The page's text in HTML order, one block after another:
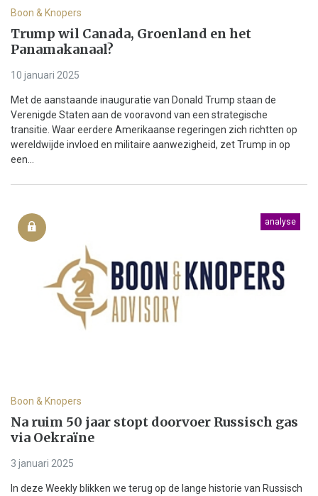
Boon & Knopers
Trump wil Canada, Groenland en het
Panamakanaal?
10 januari 2025
Met de aanstaande inauguratie van Donald Trump staan de
Verenigde Staten aan de vooravond van een strategische
transitie. Waar eerdere Amerikaanse regeringen zich richtten op
wereldwijde invloed en militaire aanwezigheid, zet Trump in op
een...
analyse
Boon & Knopers
Na ruim 50 jaar stopt doorvoer Russisch gas
via Oekraïne
3 januari 2025
In deze Weekly blikken we terug op de lange historie van Russisch